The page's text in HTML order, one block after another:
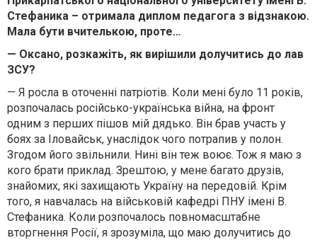
Стефаника – отримала диплом педагога з відзнакою.
Мала бути вчителькою, проте…
— Оксано, розкажіть, як вирішили долучитись до лав
ЗСУ?
— Я росла в оточенні патріотів. Коли мені було 11 років,
розпочалась російсько-українська війна, на фронт
одним з перших пішов мій дядько. Він брав участь у
боях за Іловайськ, унаслідок чого потрапив у полон.
Згодом його звільнили. Нині він теж воює. Тож я маю з
кого брати приклад. Зрештою, у мене багато друзів,
знайомих, які захищають Україну на передовій. Крім
того, я навчалась на військовій кафедрі ПНУ імені В.
Стефаника. Коли розпочалось повномасштабне
вторгнення Росії, я зрозуміла, що маю долучитись до